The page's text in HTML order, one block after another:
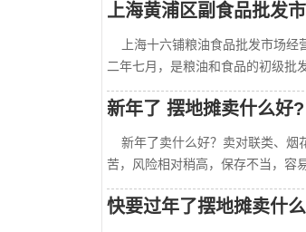
上海黄浦区副食品批发
上海十六铺粮油食品批发市场经
二年七月，是粮油和食品的初级批
新年了 摆地摊卖什么好?
新年了卖什么好？卖对联类、烟
苦，风险相对稍高，保存不当，容
快要过年了摆地摊卖什么